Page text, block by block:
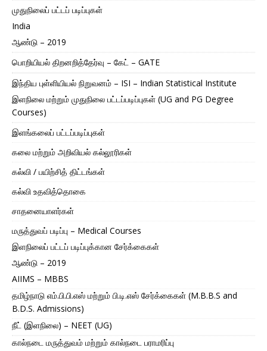
முதுநிலைப் பட்டப் படிப்புகள்
India
ஆண்டு – 2019
பொறியியல் திறனறித்தேர்வு – கேட் – GATE
இந்திய புள்ளியியல் நிறுவனம் – ISI – Indian Statistical Institute
இளநிலை மற்றும் முதுநிலை பட்டப்படிப்புகள் (UG and PG Degree
Courses)
இளங்கலைப் பட்டப்படிப்புகள்
கலை மற்றும் அறிவியல் கல்லூரிகள்
கல்வி / பயிற்சித் திட்டங்கள்
கல்வி உதவித்தொகை
சாதனையாளர்கள்
மருத்துவப் படிப்பு – Medical Courses
இளநிலைப் பட்டப் படிப்புக்கான சேர்க்கைகள்
ஆண்டு – 2019
AIIMS – MBBS
தமிழ்நாடு எம்.பி.பி.எஸ் மற்றும் பி.டி.எஸ் சேர்க்கைகள் (M.B.B.S and
B.D.S. Admissions)
நீட் (இளநிலை) – NEET (UG)
கால்நடை மருத்துவம் மற்றும் கால்நடை பராமரிப்பு